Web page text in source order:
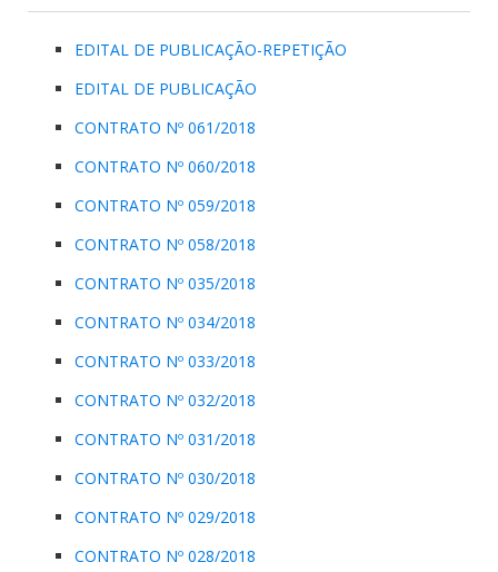
EDITAL DE PUBLICAÇÃO-REPETIÇÃO
EDITAL DE PUBLICAÇÃO
CONTRATO Nº 061/2018
CONTRATO Nº 060/2018
CONTRATO Nº 059/2018
CONTRATO Nº 058/2018
CONTRATO Nº 035/2018
CONTRATO Nº 034/2018
CONTRATO Nº 033/2018
CONTRATO Nº 032/2018
CONTRATO Nº 031/2018
CONTRATO Nº 030/2018
CONTRATO Nº 029/2018
CONTRATO Nº 028/2018